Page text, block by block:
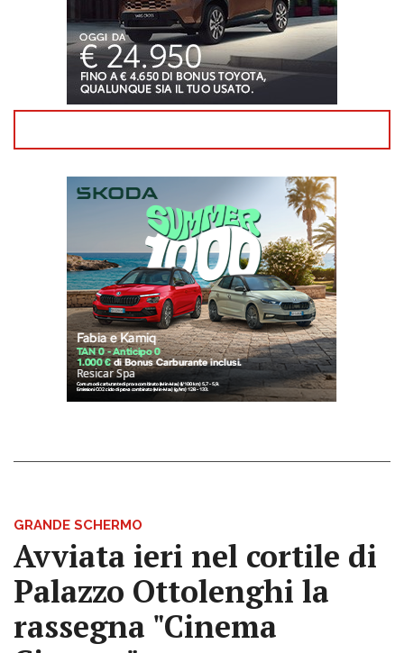
GRANDE SCHERMO
Avviata ieri nel cortile di
Palazzo Ottolenghi la
rassegna "Cinema